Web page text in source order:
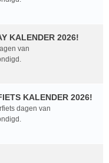
KALENDER 2026!
van
KALENDER 2026!
dagen van